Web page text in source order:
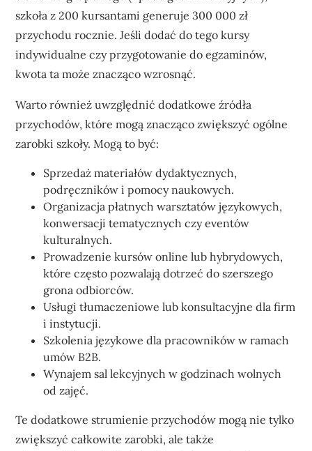
szkoła z 200 kursantami generuje 300 000 zł
przychodu rocznie. Jeśli dodać do tego kursy
indywidualne czy przygotowanie do egzaminów,
kwota ta może znacząco wzrosnąć.
Warto również uwzględnić dodatkowe źródła
przychodów, które mogą znacząco zwiększyć ogólne
zarobki szkoły. Mogą to być:
Sprzedaż materiałów dydaktycznych,
podręczników i pomocy naukowych.
Organizacja płatnych warsztatów językowych,
konwersacji tematycznych czy eventów
kulturalnych.
Prowadzenie kursów online lub hybrydowych,
które często pozwalają dotrzeć do szerszego
grona odbiorców.
Usługi tłumaczeniowe lub konsultacyjne dla firm
i instytucji.
Szkolenia językowe dla pracowników w ramach
umów B2B.
Wynajem sal lekcyjnych w godzinach wolnych
od zajęć.
Te dodatkowe strumienie przychodów mogą nie tylko
zwiększyć całkowite zarobki, ale także